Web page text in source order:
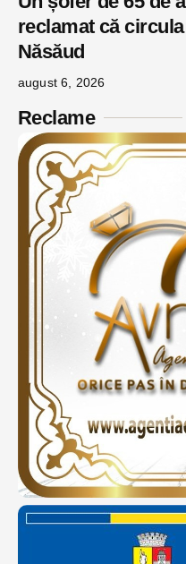
reclamat că
Năsăud
august 6, 2026
Reclame